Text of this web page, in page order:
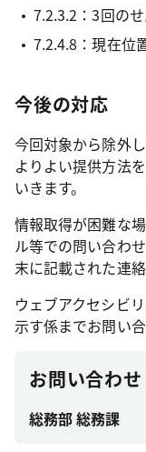
7.2.3.2：3回の
7.2.4.8：現在位
今後の対応
今回対象から除外
よりよい提供方法
いきます。
情報取得が困難な
ル等での問い合わ
末に記載された連
ウェブアクセシビ
示す係までお問い
お問い合わせ
総務部 総務課